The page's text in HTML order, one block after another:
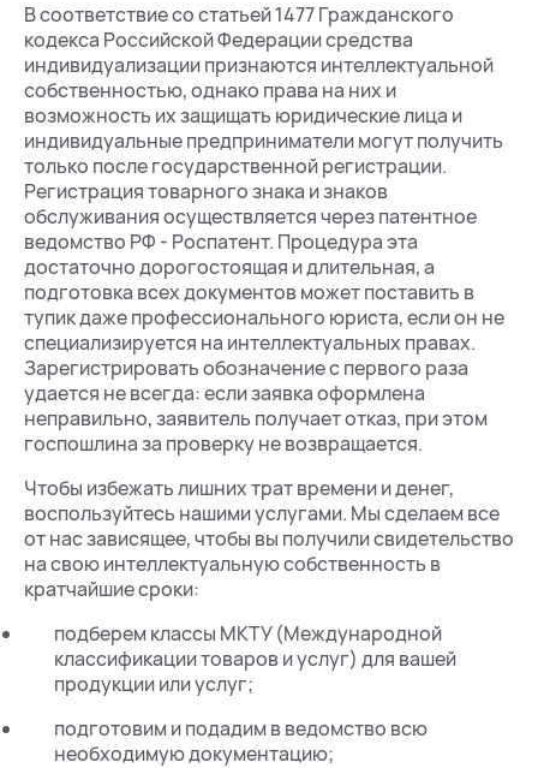
В соответствие со статьей 1477 Гражданского
кодекса Российской Федерации средства
индивидуализации признаются интеллектуальной
собственностью, однако права на них и
возможность их защищать юридические лица и
индивидуальные предприниматели могут получить
только после государственной регистрации.
Регистрация товарного знака и знаков
обслуживания осуществляется через патентное
ведомство РФ - Роспатент. Процедура эта
достаточно дорогостоящая и длительная, а
подготовка всех документов может поставить в
тупик даже профессионального юриста, если он не
специализируется на интеллектуальных правах.
Зарегистрировать обозначение с первого раза
удается не всегда: если заявка оформлена
неправильно, заявитель получает отказ, при этом
госпошлина за проверку не возвращается.
Чтобы избежать лишних трат времени и денег,
воспользуйтесь нашими услугами. Мы сделаем все
от нас зависящее, чтобы вы получили свидетельство
на свою интеллектуальную собственность в
кратчайшие сроки:
подберем классы МКТУ (Международной
классификации товаров и услуг) для вашей
продукции или услуг;
подготовим и подадим в ведомство всю
необходимую документацию;